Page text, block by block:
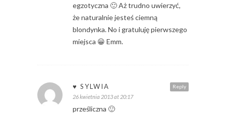
egzotyczna 🙂 Aż trudno uwierzyć,
że naturalnie jesteś ciemną
blondynka. No i gratuluję pierwszego
miejsca 😀 Emm.
Reply
♥ SYLWIA
26 kwietnia 2013 at 20:17
prześliczna 🙂